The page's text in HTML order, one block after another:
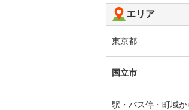
エリア
東京都
国立市
駅・バス停・町域か